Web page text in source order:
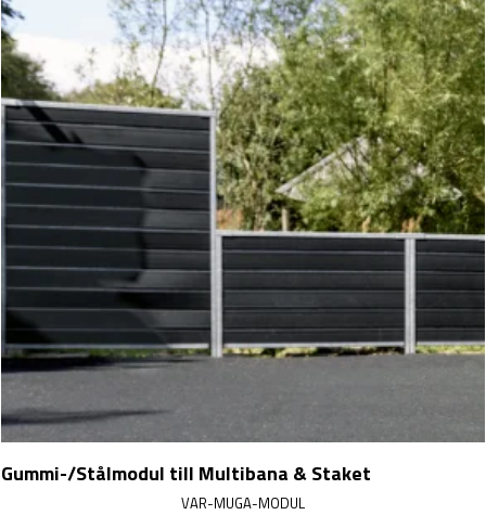
Gummi-/Stålmodul till Multibana & Staket
VAR-MUGA-MODUL